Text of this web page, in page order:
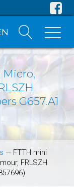
Micro,
G657.A1
— FTTH mini
FRLSZH